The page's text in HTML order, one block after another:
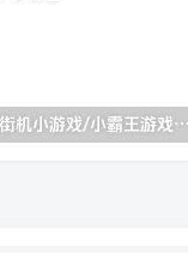
怀旧街机小游戏/小霸王游戏机网页源码